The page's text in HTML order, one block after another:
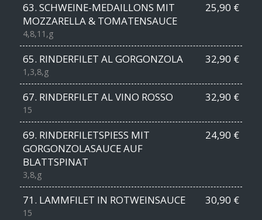
63. SCHWEINE-MEDAILLONS MIT
MOZZARELLA & TOMATENSAUCE
25,90 €
4,8,11,g
65. RINDERFILET AL GORGONZOLA 32,90 €
1,3,8,g
67. RINDERFILET AL VINO ROSSO 32,90 €
15
69. RINDERFILETSPIESS MIT
GORGONZOLASAUCE AUF
BLATTSPINAT
24,90 €
3,8,g
71. LAMMFILET IN ROTWEINSAUCE 30,90 €
15